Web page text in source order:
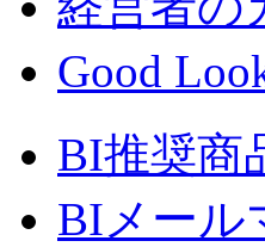
Good
BI推奨商
BIメール